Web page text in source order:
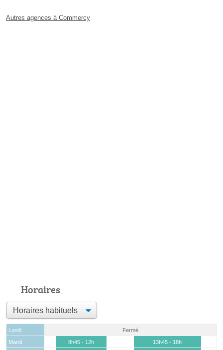
Autres agences à Commercy
Horaires
Lundi
Fermé
Mardi
8h45 - 12h
13h45 - 18h